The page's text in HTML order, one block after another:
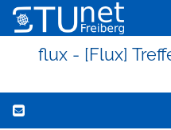
flux - [Flux]